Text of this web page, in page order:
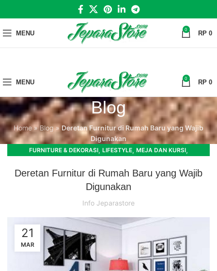
MENU 0 RP 0
MENU 0 RP 0
Blog
Home»Blog» Deretan Furnitur di Rumah Baru yang Wajib
Digunakan
FURNITURE & DEKORASI, LIFESTYLE, MEJA DAN KURSI,
Deretan Furnitur di Rumah Baru yang Wajib
Digunakan
Info Jeparastore
21
MAR